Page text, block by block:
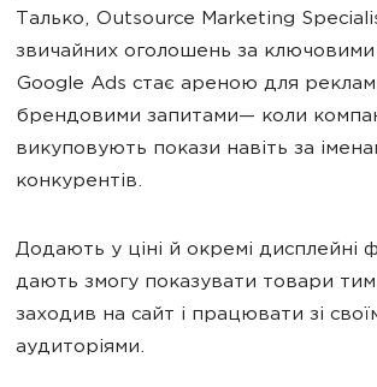
Талько, Outsource Marketing
звичайних оголошень за ключовими
Google Ads стає ареною для
брендовими запитами— коли
викуповують покази навіть за
конкурентів.
Додають у ціні й окремі дисплейні
дають змогу показувати товари
заходив на сайт і працювати зі
аудиторіями.